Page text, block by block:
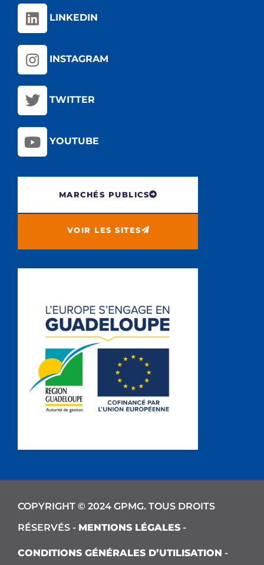
LINKEDIN
INSTAGRAM
TWITTER
YOUTUBE
MARCHÉS PUBLICS
VOIR LES SITES
COPYRIGHT © 2024 GPMG. TOUS DROITS
RÉSERVÉS - MENTIONS LÉGALES -
CONDITIONS GÉNÉRALES D’UTILISATION -